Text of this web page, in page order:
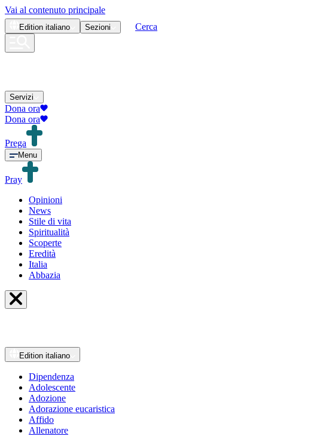
Vai al contenuto principale
Edition italiano Sezioni Cerca
Servizi
Dona ora
Dona ora
Prega
Menu
Pray
Opinioni
News
Stile di vita
Spiritualità
Scoperte
Eredità
Italia
Abbazia
Edition italiano
Dipendenza
Adolescente
Adozione
Adorazione eucaristica
Affido
Allenatore